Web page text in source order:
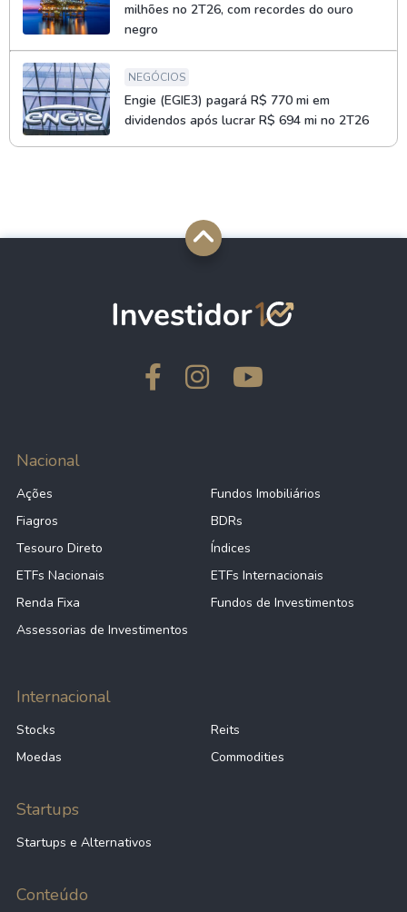
milhões no 2T26, com recordes do ouro
negro
NEGÓCIOS
Engie (EGIE3) pagará R$ 770 mi em
dividendos após lucrar R$ 694 mi no 2T26
Nacional
Ações
Fundos Imobiliários
Fiagros
BDRs
Tesouro Direto
Índices
ETFs Nacionais
ETFs Internacionais
Renda Fixa
Fundos de Investimentos
Assessorias de Investimentos
Internacional
Stocks
Reits
Moedas
Commodities
Startups
Startups e Alternativos
Conteúdo